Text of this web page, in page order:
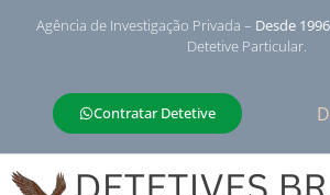
Agência de Investigação Privada – Desde 1996
Detetive Particular.
Contratar Detetive